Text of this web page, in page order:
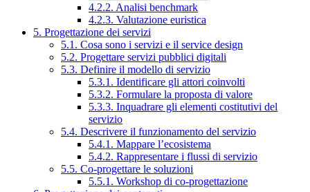
4.2.2. Analisi benchmark
4.2.3. Valutazione euristica
5. Progettazione dei servizi
5.1. Cosa sono i servizi e il service design
5.2. Progettare servizi pubblici digitali
5.3. Definire il modello di servizio
5.3.1. Identificare gli attori coinvolti
5.3.2. Formulare la proposta di valore
5.3.3. Inquadrare gli elementi costitutivi del
servizio
5.4. Descrivere il funzionamento del servizio
5.4.1. Mappare l’ecosistema
5.4.2. Rappresentare i flussi di servizio
5.5. Co-progettare le soluzioni
5.5.1. Workshop di co-progettazione